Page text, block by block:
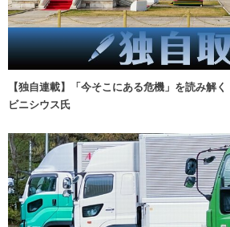
【独自連載】「今そこにある危機」を読み解
ビニシウス氏